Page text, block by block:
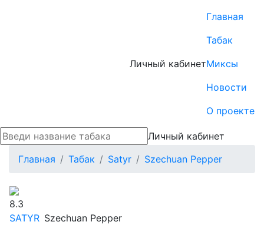
Личный кабинет
Главная
Табак
Миксы
Новости
О проекте
Личный кабинет
Главная
Табак Satyr Szechuan Pepper
8.3
SATYR Szechuan Pepper